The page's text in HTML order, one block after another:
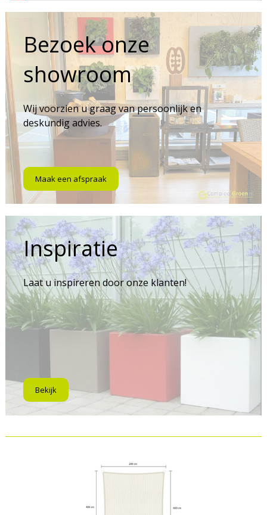
Bezoek onze
showroom
Wij voorzien u graag van persoonlijk en
deskundig advies.
Maak een afspraak
Inspiratie
Laat u inspireren door onze klanten!
Bekijk